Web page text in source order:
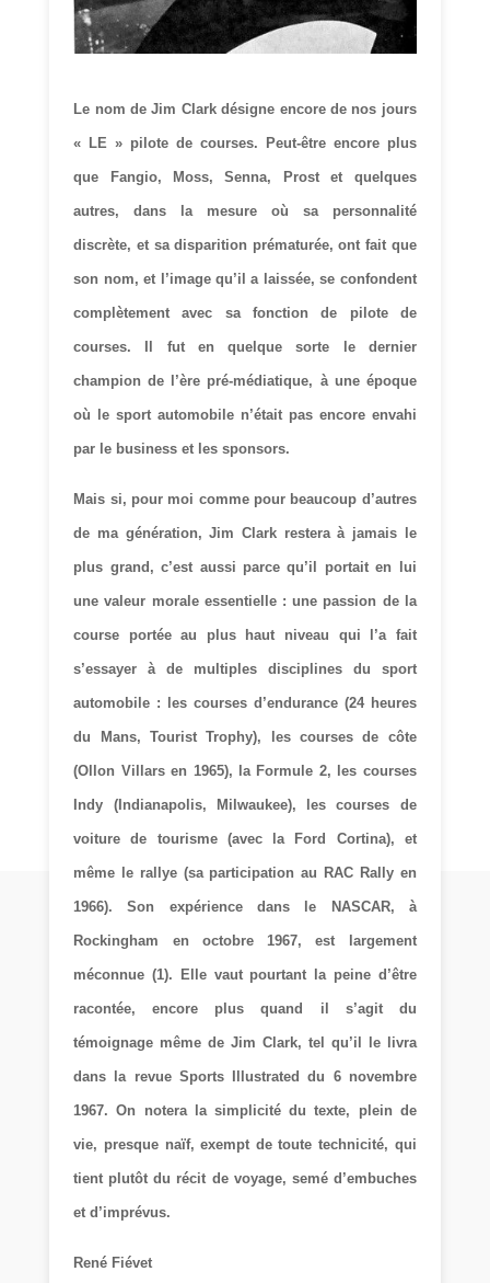
Le nom de Jim Clark désigne encore de nos jours
« LE » pilote de courses. Peut-être encore plus
que Fangio, Moss, Senna, Prost et quelques
autres, dans la mesure où sa personnalité
discrète, et sa disparition prématurée, ont fait que
son nom, et l’image qu’il a laissée, se confondent
complètement avec sa fonction de pilote de
courses. Il fut en quelque sorte le dernier
champion de l’ère pré-médiatique, à une époque
où le sport automobile n’était pas encore envahi
par le business et les sponsors.
Mais si, pour moi comme pour beaucoup d’autres
de ma génération, Jim Clark restera à jamais le
plus grand, c’est aussi parce qu’il portait en lui
une valeur morale essentielle : une passion de la
course portée au plus haut niveau qui l’a fait
s’essayer à de multiples disciplines du sport
automobile : les courses d’endurance (24 heures
du Mans, Tourist Trophy), les courses de côte
(Ollon Villars en 1965), la Formule 2, les courses
Indy (Indianapolis, Milwaukee), les courses de
voiture de tourisme (avec la Ford Cortina), et
même le rallye (sa participation au RAC Rally en
1966). Son expérience dans le NASCAR, à
Rockingham en octobre 1967, est largement
méconnue (1). Elle vaut pourtant la peine d’être
racontée, encore plus quand il s’agit du
témoignage même de Jim Clark, tel qu’il le livra
dans la revue Sports Illustrated du 6 novembre
1967. On notera la simplicité du texte, plein de
vie, presque naïf, exempt de toute technicité, qui
tient plutôt du récit de voyage, semé d’embuches
et d’imprévus.
René Fiévet